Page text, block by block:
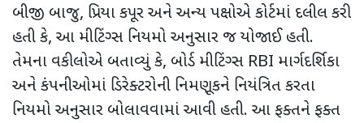
બીજી બાજુ, પ્રિયા કપૂર અને અન્ય પક્ષોએ કોર્ટમાં દલીલ કરી
હતી કે, આ મીટિંગ્સ નિયમો અનુસાર જ યોજાઈ હતી.
તેમના વકીલોએ બતાવ્યું કે, બોર્ડ મીટિંગ્સ RBI માર્ગદર્શિકા
અને કંપનીઓમાં ડિરેક્ટરોની નિમણૂકને નિયંત્રિત કરતા
નિયમો અનુસાર બોલાવવામાં આવી હતી. આ ફક્તને ફક્ત